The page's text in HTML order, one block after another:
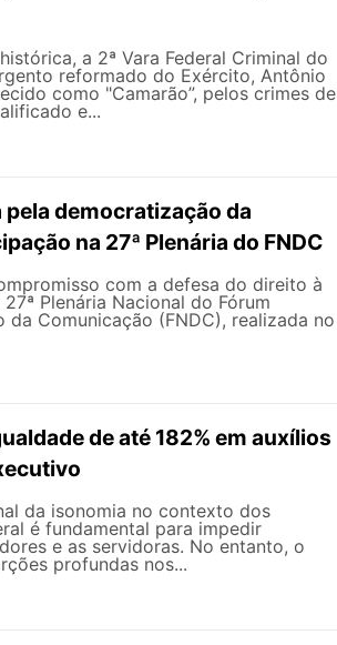
a 2ª Vara Federal Criminal do
reformado do Exército, Antônio
como "Camarão”, pelos crimes de
e...
democratização da
na 27ª Plenária do FNDC
com a defesa do direito à
Plenária Nacional do Fórum
Comunicação (FNDC), realizada no
de até 182% em auxílios
da isonomia no contexto dos
é fundamental para impedir
e as servidoras. No entanto, o
profundas nos...